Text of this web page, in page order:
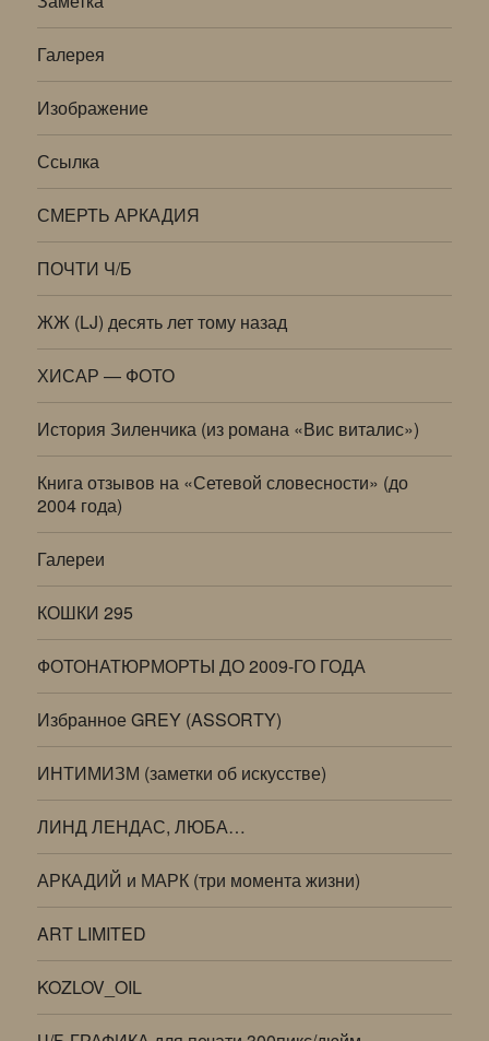
Галерея
Изображение
Ссылка
СМЕРТЬ АРКАДИЯ
ПОЧТИ Ч/Б
ЖЖ (LJ) десять лет тому назад
ХИСАР — ФОТО
История Зиленчика (из романа «Вис виталис»)
Книга отзывов на «Сетевой словесности» (до
2004 года)
Галереи
КОШКИ 295
ФОТОНАТЮРМОРТЫ ДО 2009-ГО ГОДА
Избранное GREY (ASSORTY)
ИНТИМИЗМ (заметки об искусстве)
ЛИНД ЛЕНДАС, ЛЮБА…
АРКАДИЙ и МАРК (три момента жизни)
ART LIMITED
KOZLOV_OIL